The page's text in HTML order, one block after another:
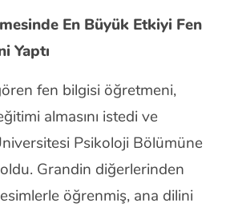
En Büyük Etkiyi Fen
Yaptı
fen bilgisi öğretmeni,
almasını istedi ve
Psikoloji Bölümüne
Grandin diğerlerinden
öğrenmiş, ana dilini